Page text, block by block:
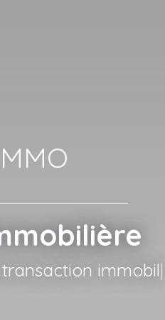
immobilière